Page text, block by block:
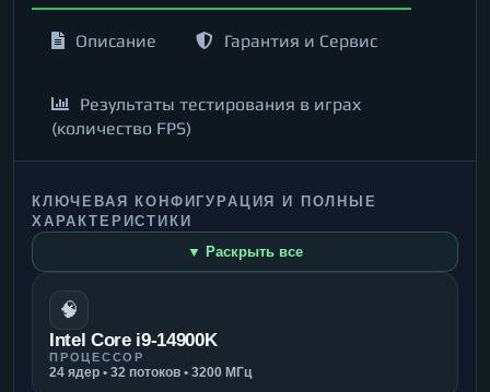
Описание Гарантия и Сервис
Результаты тестирования в играх
(количество FPS)
КЛЮЧЕВАЯ КОНФИГУРАЦИЯ И ПОЛНЫЕ
ХАРАКТЕРИСТИКИ
▼ Раскрыть все
🧠
Intel Core i9-14900K
ПРОЦЕССОР
24 ядер • 32 потоков • 3200 МГц